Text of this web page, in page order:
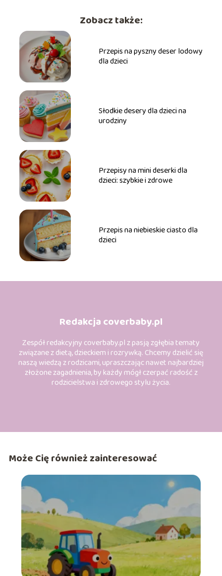
Zobacz także:
Przepis na pyszny deser lodowy
dla dzieci
Słodkie desery dla dzieci na
urodziny
Przepisy na mini deserki dla
dzieci: szybkie i zdrowe
Przepis na niebieskie ciasto dla
dzieci
Redakcja coverbaby.pl
Zespół redakcyjny coverbaby.pl z pasją zgłębia tematy
związane z dietą, dzieckiem i rozrywką. Chcemy dzielić się
naszą wiedzą z rodzicami, upraszczając nawet najbardziej
złożone zagadnienia, by każdy mógł czerpać radość z
rodzicielstwa i zdrowego stylu życia.
Może Cię również zainteresować